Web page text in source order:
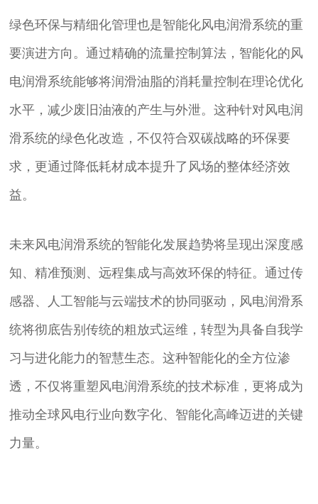
绿色环保与精细化管理也是智能化风电润滑系统的重
要演进方向。通过精确的流量控制算法，智能化的风
电润滑系统能够将润滑油脂的消耗量控制在理论优化
水平，减少废旧油液的产生与外泄。这种针对风电润
滑系统的绿色化改造，不仅符合双碳战略的环保要
求，更通过降低耗材成本提升了风场的整体经济效
益。
未来风电润滑系统的智能化发展趋势将呈现出深度感
知、精准预测、远程集成与高效环保的特征。通过传
感器、人工智能与云端技术的协同驱动，风电润滑系
统将彻底告别传统的粗放式运维，转型为具备自我学
习与进化能力的智慧生态。这种智能化的全方位渗
透，不仅将重塑风电润滑系统的技术标准，更将成为
推动全球风电行业向数字化、智能化高峰迈进的关键
力量。